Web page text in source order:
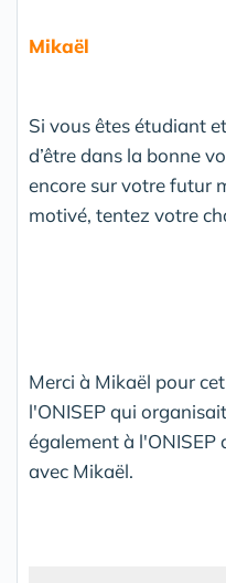
Mikaël
Si vous êtes étudiant
d’être dans la bonne
encore sur votre futur
motivé, tentez votre
Merci à Mikaël pour
l'ONISEP qui
également à l'ONISEP
avec Mikaël.